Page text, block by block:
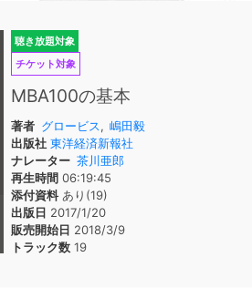
聴き放題対象
チケット対象
MBA100の基本
著者 グロービス, 嶋田毅
出版社 東洋経済新報社
ナレーター 茶川亜郎
再生時間 06:19:45
添付資料あり(19)
出版日 2017/1/20
販売開始日 2018/3/9
トラック数 19